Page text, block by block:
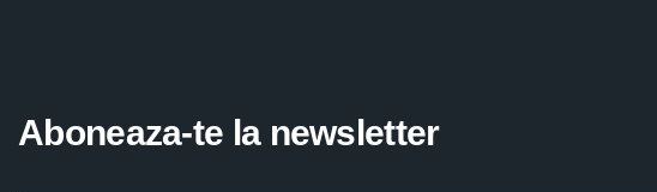
Aboneaza-te la newsletter